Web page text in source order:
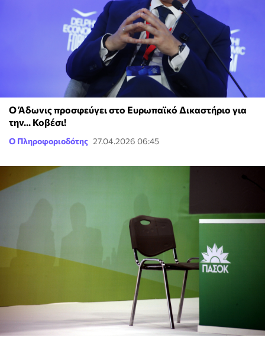
Ο Άδωνις προσφεύγει στο Ευρωπαϊκό Δικαστήριο για
την... Κοβέσι!
Ο Πληροφοριοδότης 27.04.2026 06:45